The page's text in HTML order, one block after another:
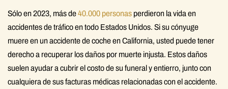
Sólo en 2023, más de40.000 personas perdieron la vida en
accidentes de tráfico en todo Estados Unidos. Si su cónyuge
muere en un accidente de coche en California, usted puede tener
derecho a recuperar los daños por muerte injusta. Estos daños
suelen ayudar a cubrir el costo de su funeral y entierro, junto con
cualquiera de sus facturas médicas relacionadas con el accidente.